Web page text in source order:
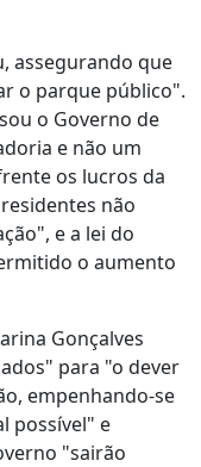
assegurando que
o parque público".
o Governo de
e não um
os lucros da
não
e a lei do
o aumento
Gonçalves
para "o dever
empenhando-se
possível" e
"sairão